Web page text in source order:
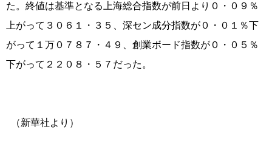
た。 終値は基準となる上海総合指数が前日より０・０９％
上がって３０６１・３５、深セン成分指数が０・０１％下
がって１万０７８７・４９、創業ボード指数が０・０５％
下がって２２０８・５７だった。
（新華社より）